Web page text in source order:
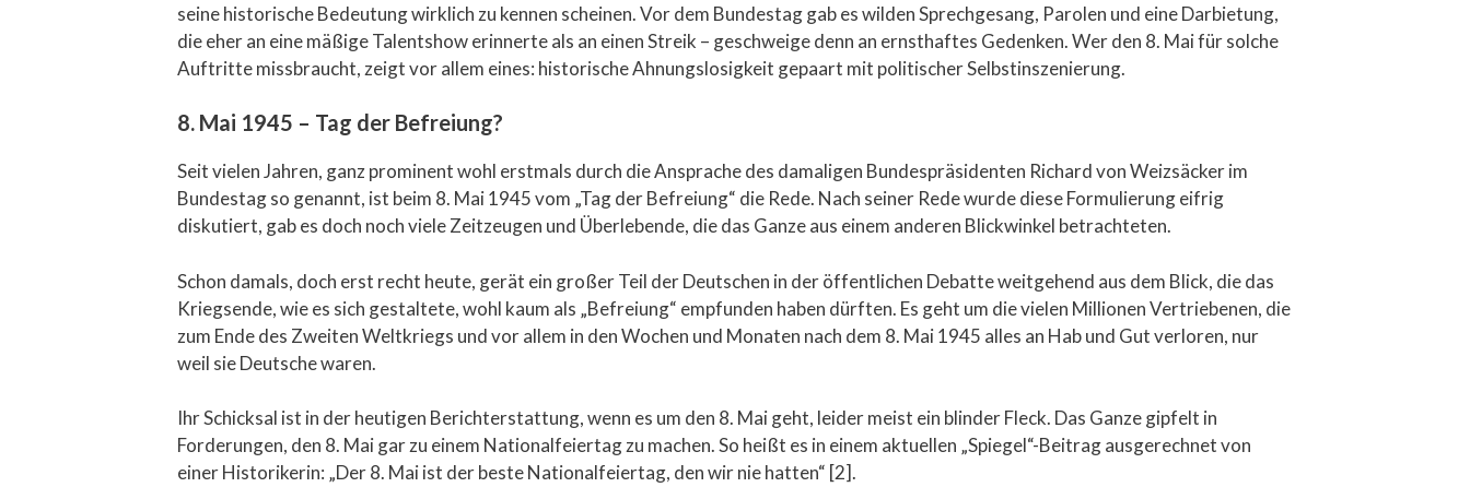
seine historische Bedeutung wirklich zu kennen scheinen. Vor dem Bundestag gab es wilden Sprechgesang, Parolen und eine Darbietung,
die eher an eine mäßige Talentshow erinnerte als an einen Streik – geschweige denn an ernsthaftes Gedenken. Wer den 8. Mai für solche
Auftritte missbraucht, zeigt vor allem eines: historische Ahnungslosigkeit gepaart mit politischer Selbstinszenierung.
8. Mai 1945 – Tag der Befreiung?
Seit vielen Jahren, ganz prominent wohl erstmals durch die Ansprache des damaligen Bundespräsidenten Richard von Weizsäcker im
Bundestag so genannt, ist beim 8. Mai 1945 vom „Tag der Befreiung“ die Rede. Nach seiner Rede wurde diese Formulierung eifrig
diskutiert, gab es doch noch viele Zeitzeugen und Überlebende, die das Ganze aus einem anderen Blickwinkel betrachteten.
Schon damals, doch erst recht heute, gerät ein großer Teil der Deutschen in der öffentlichen Debatte weitgehend aus dem Blick, die das
Kriegsende, wie es sich gestaltete, wohl kaum als „Befreiung“ empfunden haben dürften. Es geht um die vielen Millionen Vertriebenen, die
zum Ende des Zweiten Weltkriegs und vor allem in den Wochen und Monaten nach dem 8. Mai 1945 alles an Hab und Gut verloren, nur
weil sie Deutsche waren.
Ihr Schicksal ist in der heutigen Berichterstattung, wenn es um den 8. Mai geht, leider meist ein blinder Fleck. Das Ganze gipfelt in
Forderungen, den 8. Mai gar zu einem Nationalfeiertag zu machen. So heißt es in einem aktuellen „Spiegel“-Beitrag ausgerechnet von
einer Historikerin: „Der 8. Mai ist der beste Nationalfeiertag, den wir nie hatten“ [2].